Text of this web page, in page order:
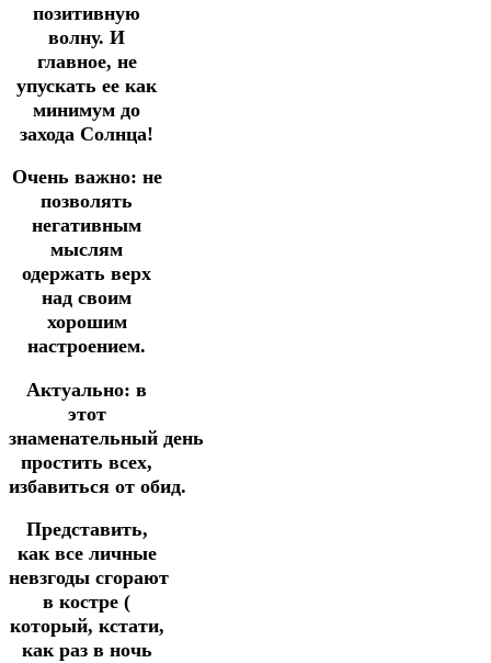
позитивную
волну. И
главное, не
упускать ее как
минимум до
захода Солнца!
Очень важно: не
позволять
негативным
мыслям
одержать верх
над своим
хорошим
настроением.
Актуально: в
этот
знаменательный день
простить всех,
избавиться от обид.
Представить,
как все личные
невзгоды сгорают
в костре (
который, кстати,
как раз в ночь